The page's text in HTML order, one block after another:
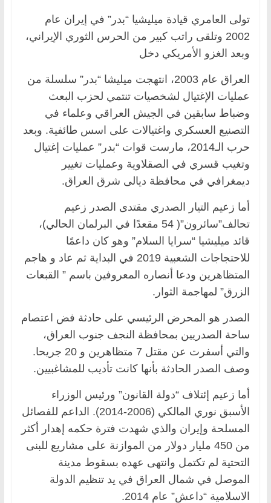
تولى العامري قيادة ميليشيا “بدر” في إيران عام
2002 وتلقى راتب كبير من الحرس الثوري الإيراني،
وبعد الغزو الأمريكي دخل
العراق عام 2003، انتهجت ميليشا “بدر” سلسلة من
عمليات الإغتيال لشخصيات تنتمي لحزب البعث
وضباط سابقين في الجيش العراقي وعلماء في
التصنيع العسكري واغتيالات على اسس طائفية. وبعد
حرب الـ2014، مارست قوات “بدر” عمليات إغتيال
وتغيب قسري في الصقلاوية وعمليات تغيير
ديمغرافي في محافظة ديالى شرق العراق.
أما زعيم التيار الصدري مقتدى الصدر زعيم
تحالف”سائرون”( 54 مقعدًا في البرلمان الحالي)،
قائد ميليشيا “سرايا السلام” وهو كان داعمًا
للاحتجاجات الشعبية 2019 في البداية ثم عاد و هاجم
المتظاهرين ودعا أنصاره المعروفين باسم ” القبعات
الزرق” لمهاجمة الثوار.
الصدر هو المحرض الرئيسي على حادثة فض اعتصام
ساحة الصدريين بمحافظة النجف جنوب العراق،
والتي أسفرت عن مقتل 7 متظاهرين و 20 جريحا.
وصف الصدر الحادثة بأنها كانت تأديب للمشاغبيين.
أما زعيم إئتلاف “دولة القانون” ورئيس الوزراء
الأسبق نوري المالكي (2006-2014). الداعم للفصائل
المسلحة وإيران والذي شهدت فترة حكمه إهدار أكثر
من 450 مليار دولار من الموازنة على مشاريع للبنى
التحتية لم تكتمل وانتهى عهده بسقوط مدينة
الموصل في شمال العراق في يد تنظيم الدولة
الاسلامية “داعش” عام 2014.